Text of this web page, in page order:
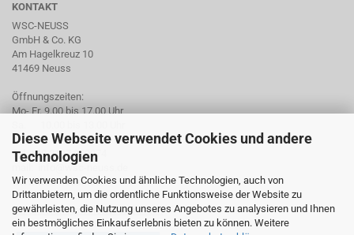
Diese Webseite verwendet Cookies und andere
Technologien
Wir verwenden Cookies und ähnliche Technologien, auch von
Drittanbietern, um die ordentliche Funktionsweise der Website zu
gewährleisten, die Nutzung unseres Angebotes zu analysieren und Ihnen
ein bestmögliches Einkaufserlebnis bieten zu können. Weitere
KONTAKT
WSC-NEUSS
GmbH & Co. KG
Am Hagelkreuz 10
41469 Neuss
Öffnungszeiten:
Mo- Fr. 9.00 bis 17.00 Uhr
Tel. +49 2137 959974
mail: info@wsc-neuss.de
www.wsc-neuss.de
Für unseren Newsletter anmelden